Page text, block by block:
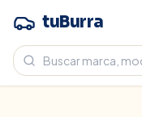
tuBurra